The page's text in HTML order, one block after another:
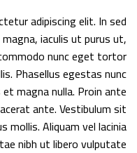
adipiscing elit. In sed
iaculis ut purus ut,
nunc eget tortor
Phasellus egestas nunc
magna nulla. Proin ante
ante. Vestibulum sit
Aliquam vel lacinia
nibh ut libero vulputate